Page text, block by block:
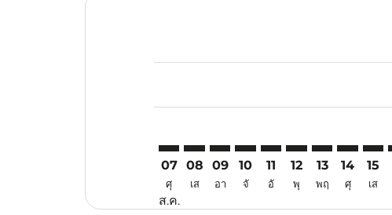
07
ศุ
ส.ค.
08
เส
09
อา
10
จั
11
อั
12
พุ
13
พฤ
14
ศุ
15
เส